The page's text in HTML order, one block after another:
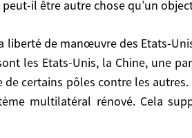
il être autre chose qu’un
les Etats-Unis, la Chine, une
certains pôles contre les
multilatéral rénové. Cela
à l’unilatéralisme
par le haut…?